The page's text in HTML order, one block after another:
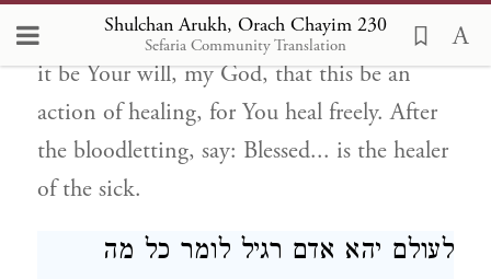
Shulchan Arukh, Orach Chayim 230
Sefaria Community Translation
One who goes to let blood should say: May
it be Your will, my God, that this be an
action of healing, for You heal freely. After
the bloodletting, say: Blessed... is the healer
of the sick.
לעולם יהא אדם רגיל לומר כל מה